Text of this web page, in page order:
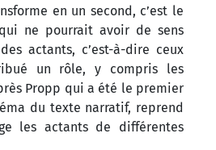
en un second, c’est le
ne pourrait avoir de sens
actants, c’est-à-dire ceux
un rôle, y compris les
Propp qui a été le premier
du texte narratif, reprend
les actants de différentes